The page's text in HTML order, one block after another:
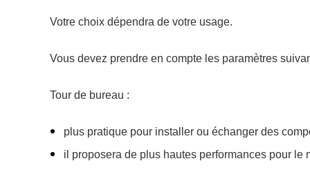
Votre choix dépendra de votre usage.
Vous devez prendre en compte les paramètres
Tour de bureau :
plus pratique pour installer ou échanger des
il proposera de plus hautes performances pour le